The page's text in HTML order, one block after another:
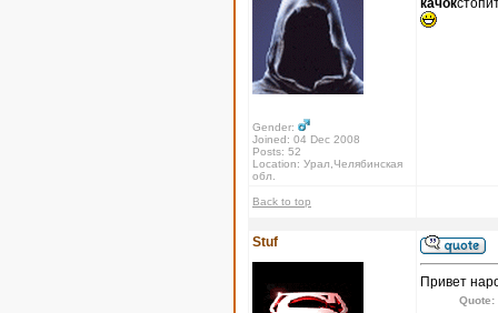
Gender:
Joined: 04 Dec 2008
Posts: 52
Location: Урал,Челябинская
обл.
качок
Back to top
Stuf
Привет
Quote: